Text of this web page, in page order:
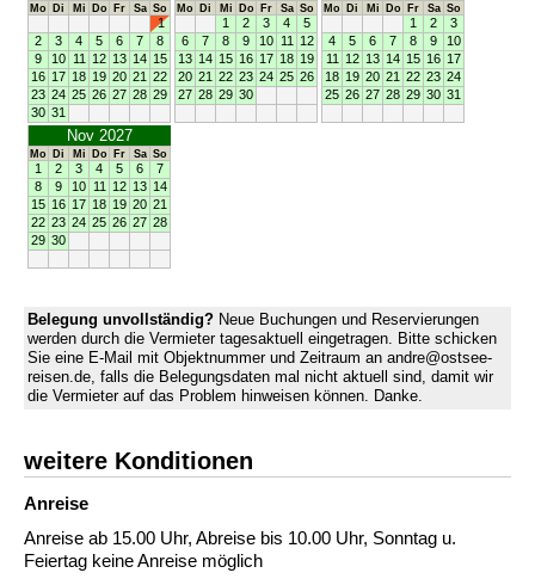
Mo Di Mi Do Fr Sa So
1
2
3 4 5 6 7
8
9
10 11 12 13 14 15
16 17 18 19 20 21 22
23 24 25 26 27 28 29
30 31
Mo Di Mi Do Fr Sa So
1 2 3 4
5
6
7 8 9 10 11
12
13 14 15 16 17 18 19
20 21 22 23 24 25 26
27 28 29 30
Mo Di Mi Do Fr Sa So
1 2
3
4
5 6 7 8 9
10
11
12 13 14 15 16 17
18 19 20 21 22 23 24
25 26 27 28 29 30 31
Nov 2027
Mo Di Mi Do Fr Sa So
1 2 3 4 5 6
7
8
9 10 11 12 13 14
15 16 17 18 19 20 21
22 23 24 25 26 27 28
29 30
Belegung unvollständig? Neue Buchungen und Reservierungen
werden durch die Vermieter tagesaktuell eingetragen. Bitte schicken
Sie eine E-Mail mit Objektnummer und Zeitraum an andre@ostsee-
reisen.de, falls die Belegungsdaten mal nicht aktuell sind, damit wir
die Vermieter auf das Problem hinweisen können. Danke.
weitere Konditionen
Anreise
Anreise ab 15.00 Uhr, Abreise bis 10.00 Uhr, Sonntag u.
Feiertag keine Anreise möglich